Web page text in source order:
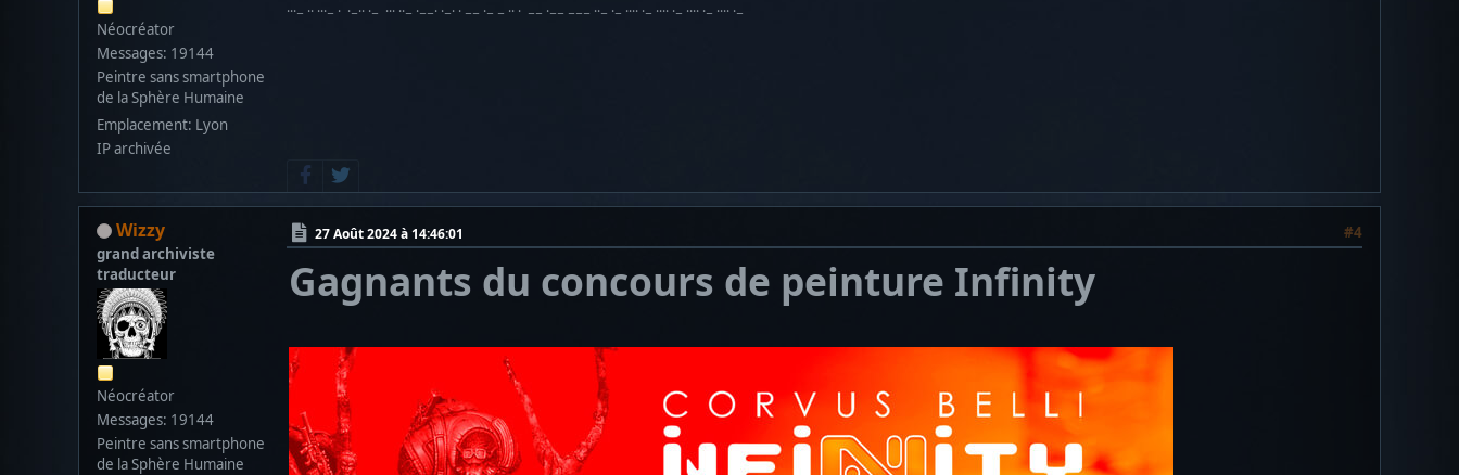
Néocréator
Messages: 19144
Peintre sans smartphone
de la Sphère Humaine
Emplacement: Lyon
IP archivée
···− ·· ···− · ·−·· ·− ··· ··− ·−−· ·−· · −− ·− − ·· · −− ·−− −−− ··− ·− ···· ·− ···· ·− ···· ·− ···· ·−
Wizzy
grand archiviste
traducteur
Néocréator
Messages: 19144
Peintre sans smartphone
de la Sphère Humaine
27 Août 2024 à 14:46:01 #4
Gagnants du concours de peinture Infinity